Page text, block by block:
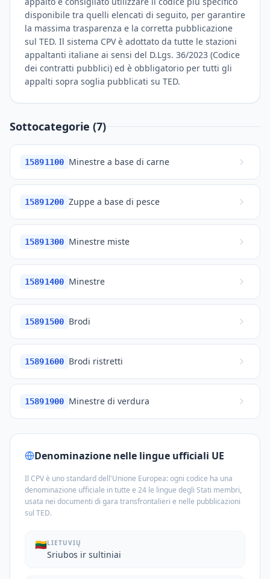
disponibile tra quelli elencati di seguito, per garantire
la massima trasparenza e la corretta pubblicazione
sul TED. Il sistema CPV è adottato da tutte le stazioni
appaltanti italiane ai sensi del D.Lgs. 36/2023 (Codice
dei contratti pubblici) ed è obbligatorio per tutti gli
appalti sopra soglia pubblicati su TED.
Sottocategorie (7)
15891100 Minestre a base di carne
15891200 Zuppe a base di pesce
15891300 Minestre miste
15891400 Minestre
15891500 Brodi
15891600 Brodi ristretti
15891900 Minestre di verdura
Denominazione nelle lingue ufficiali UE
Il CPV è uno standard dell'Unione Europea: ogni codice ha una
denominazione ufficiale in tutte e 24 le lingue degli Stati membri,
usata nei documenti di gara transfrontalieri e nelle pubblicazioni
sul TED.
🇱🇹LIETUVIŲ
Sriubos ir sultiniai